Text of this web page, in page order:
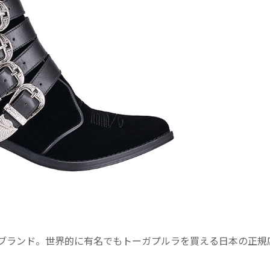
ンド。世界的に有名でもトーガプルラを買える日本の正